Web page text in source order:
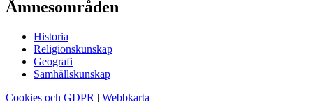
Ämnesområden
Historia
Religionskunskap
Geografi
Samhällskunskap
Cookies och GDPR | Webbkarta